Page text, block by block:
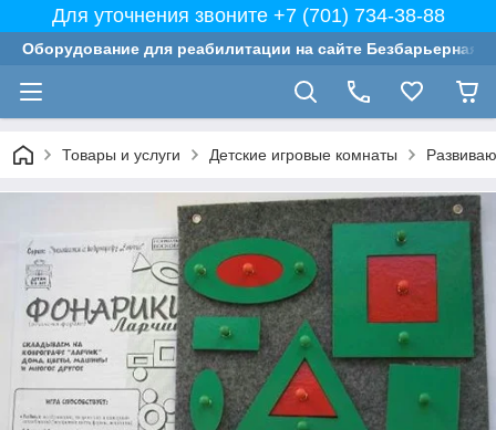
Для уточнения звоните +7 (701) 734-38-88
Оборудование для реабилитации на сайте Безбарьерная
Товары и услуги Детские игровые комнаты